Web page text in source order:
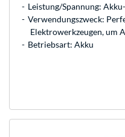
Leistung/Spannung:
Verwendungszweck:
Elektrowerkzeugen, um
Betriebsart: Akku